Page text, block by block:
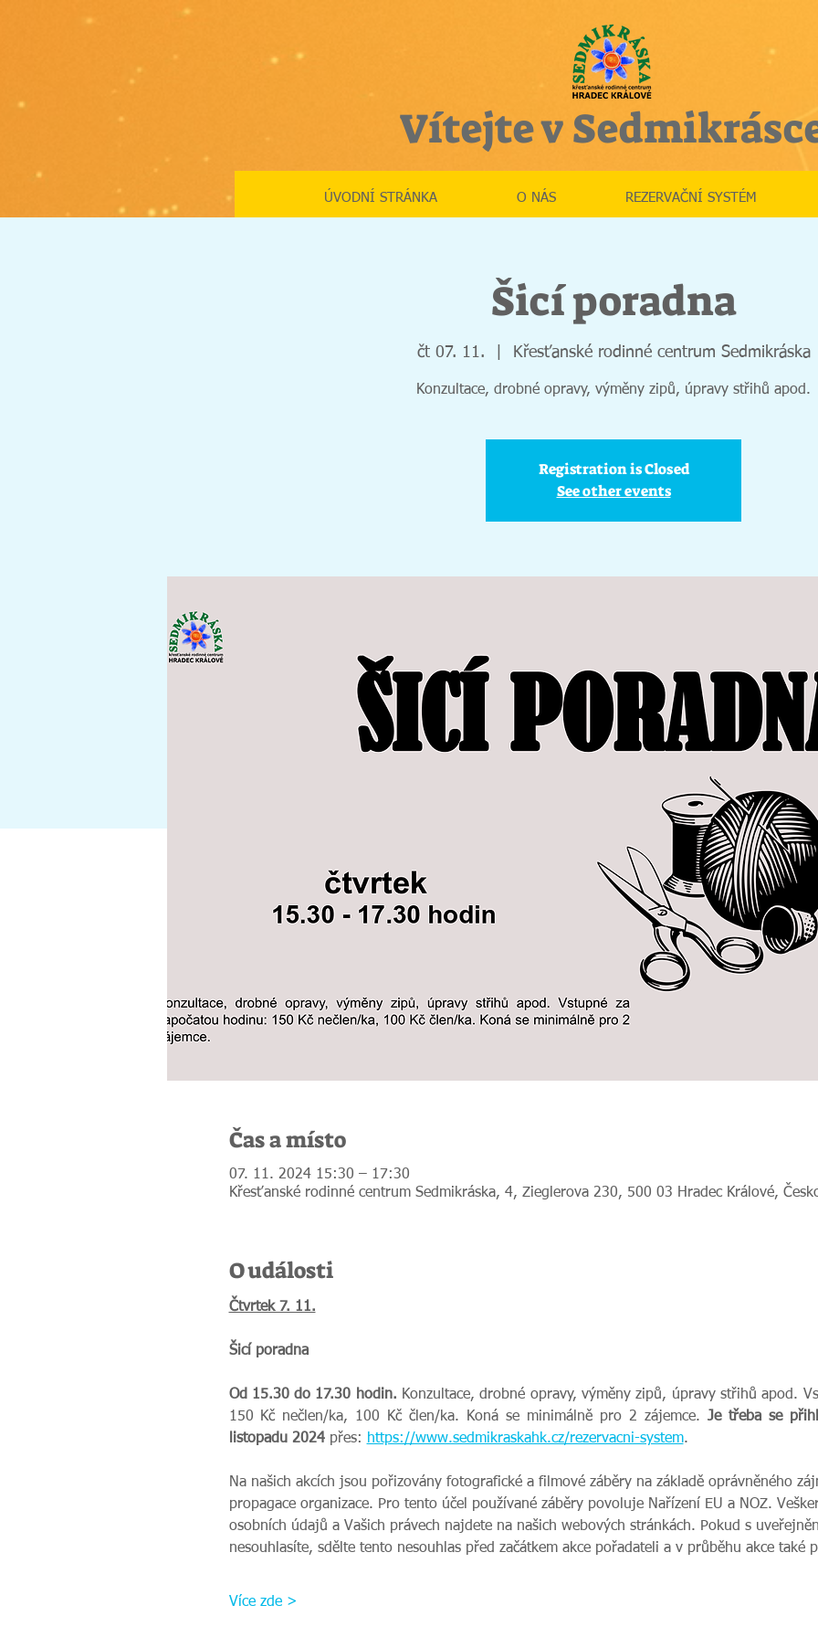
Vítejte v
ÚVODNÍ STRÁNKA O NÁS REZERVAČNÍ SYSTÉM
Šicí poradna
čt 07. 11. Křesťanské rodinné centrum Sedmikráska
Konzultace, drobné opravy, výměny zipů, úpravy střihů apod.
Registration is Closed
See other events
Čas a místo
07. 11. 2024 15:30 – 17:30
Křesťanské rodinné centrum Sedmikráska, 4, Zieglerova 230, 500 03 Hradec Králové,
O události
Čtvrtek 7. 11.
Šicí poradna
Od 15.30 do 17.30 hodin. Konzultace, drobné opravy, výměny zipů, úpravy střihů apod.
150 Kč nečlen/ka, 100 Kč člen/ka. Koná se minimálně pro 2 zájemce. Je třeba se
listopadu 2024 přes: https://www.sedmikraskahk.cz/rezervacni-system.
Na našich akcích jsou pořizovány fotografické a filmové záběry na základě oprávněného
propagace organizace. Pro tento účel používané záběry povoluje Nařízení EU a NOZ.
osobních údajů a Vašich právech najdete na našich webových stránkách. Pokud s
nesouhlasíte, sdělte tento nesouhlas před začátkem akce pořadateli a v průběhu akce také
Více zde >